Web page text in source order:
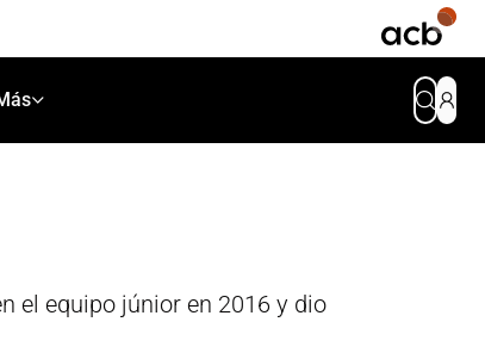
el equipo júnior en 2016 y dio